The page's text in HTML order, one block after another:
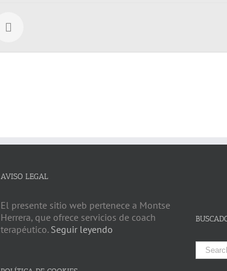
AVISO LEGAL
El presente sitio web pertenece a Montse
Herrera, que ofrece servicios de coach
terapéutico. Seguir leyendo
Search
for: